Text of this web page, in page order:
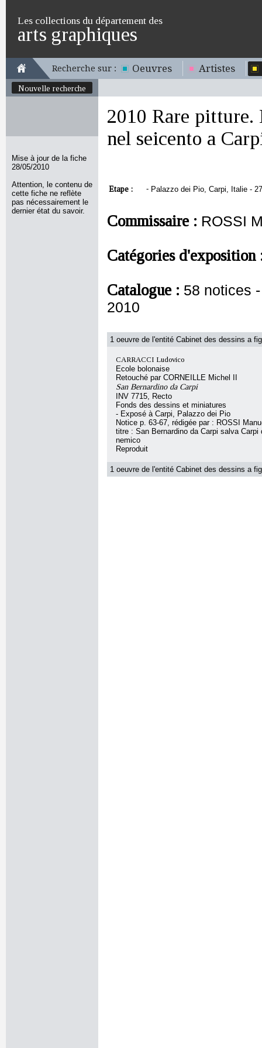
Les collections du département des
arts graphiques
Recherche sur : Oeuvres Artistes
Nouvelle recherche
Mise à jour de la fiche
28/05/2010
Attention, le contenu de
cette fiche ne reflète
pas nécessairement le
dernier état du savoir.
2010 Rare pitture.
nel seicento a
Etape : - Palazzo dei Pio, Carpi, Italie -
Commissaire : ROSSI
Catégories
Catalogue : 58 notices
2010
1 oeuvre de l'entité Cabinet des dessins a
CARRACCI Ludovico
Ecole bolonaise
Retouché par CORNEILLE Michel II
San Bernardino da Carpi
INV 7715, Recto
Fonds des dessins et miniatures
- Exposé à Carpi, Palazzo dei Pio
Notice p. 63-67, rédigée par : ROSSI
titre : San Bernardino da Carpi salva Carpi
nemico
Reproduit
1 oeuvre de l'entité Cabinet des dessins a